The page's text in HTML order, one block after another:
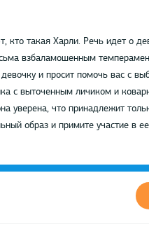
кто такая Харли. Речь идет о
взбаламошенным
и просит помочь вас с
с выточенным личиком и
уверена, что принадлежит
образ и примите участие в